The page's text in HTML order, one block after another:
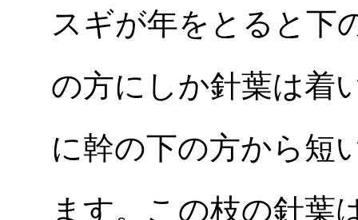
スギが年をとると下
の方にしか針葉は着
に幹の下の方から短
ます。この枝の針葉